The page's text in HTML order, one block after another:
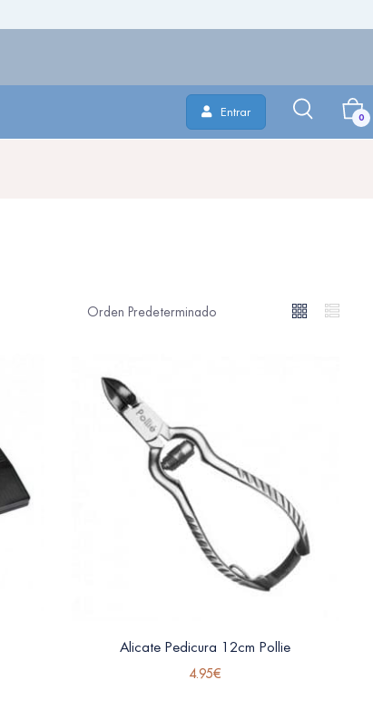
Entrar 0
Alicate Pedicura 12cm Pollie
4.95€